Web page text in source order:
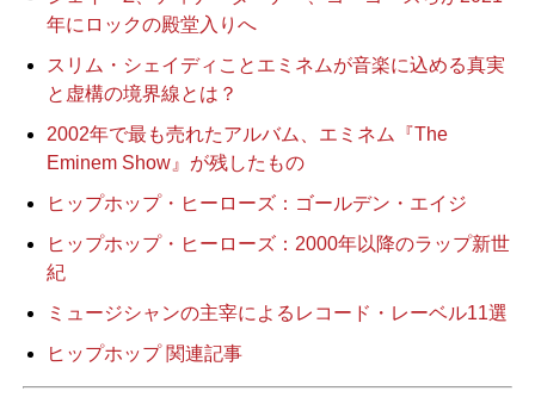
年にロックの殿堂入りへ
スリム・シェイディことエミネムが音楽に込める真実
と虚構の境界線とは？
2002年で最も売れたアルバム、エミネム『The
Eminem Show』が残したもの
ヒップホップ・ヒーローズ：ゴールデン・エイジ
ヒップホップ・ヒーローズ：2000年以降のラップ新世
紀
ミュージシャンの主宰によるレコード・レーベル11選
ヒップホップ 関連記事